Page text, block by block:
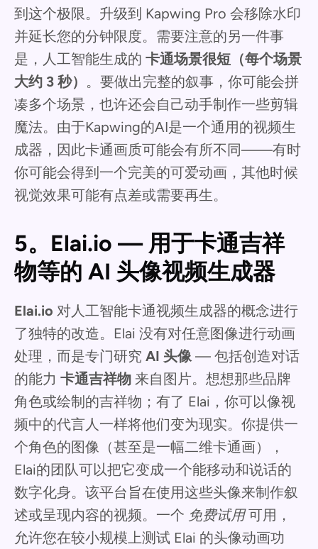
到这个极限。升级到 Kapwing Pro 会移除水印
并延长您的分钟限度。需要注意的另一件事
是，人工智能生成的 卡通场景很短（每个场景
大约 3 秒） 。要做出完整的叙事，你可能会拼
凑多个场景，也许还会自己动手制作一些剪辑
魔法。由于Kapwing的AI是一个通用的视频生
成器，因此卡通画质可能会有所不同——有时
你可能会得到一个完美的可爱动画，其他时候
视觉效果可能有点差或需要再生。
5。Elai.io — 用于卡通吉祥
物等的 AI 头像视频生成器
Elai.io 对人工智能卡通视频生成器的概念进行
了独特的改造。Elai 没有对任意图像进行动画
处理，而是专门研究 AI 头像— 包括创造对话
的能力 卡通吉祥物 来自图片。想想那些品牌
角色或绘制的吉祥物；有了 Elai，你可以像视
频中的代言人一样将他们变为现实。你提供一
个角色的图像（甚至是一幅二维卡通画），
Elai的团队可以把它变成一个能移动和说话的
数字化身。该平台旨在使用这些头像来制作叙
述或呈现内容的视频。一个 免费试用可用，
允许您在较小规模上测试 Elai 的头像动画功